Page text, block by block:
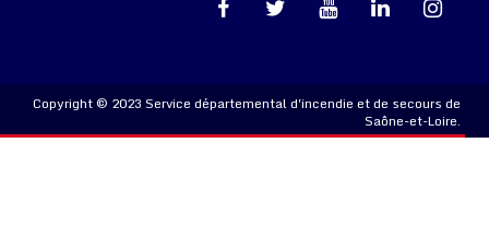
Copyright © 2023 Service départemental d'incendie et de secours de
Saône-et-Loire.